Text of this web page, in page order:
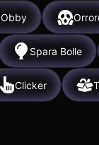
Obby
Spara Bolle
Clicker